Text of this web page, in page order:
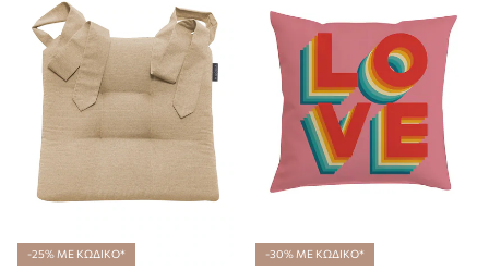
-25% ΜΕ ΚΩΔΙΚΟ* -30% ΜΕ ΚΩΔΙΚΟ*